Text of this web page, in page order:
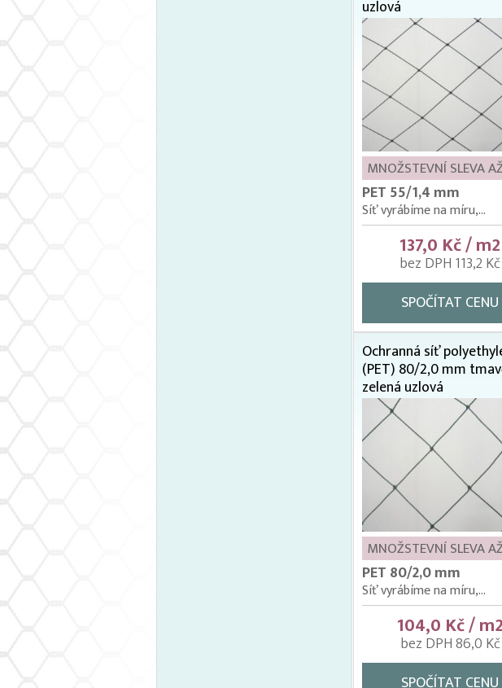
uzlová
MNOŽSTEVNÍ SLEVA
PET 55/1,4 mm
Síť vyrábíme na míru,...
137,0 Kč / m2
bez DPH 113,2 Kč
SPOČÍTAT CENU
Ochranná síť
(PET) 80/2,0 mm
zelená uzlová
MNOŽSTEVNÍ SLEVA
PET 80/2,0 mm
Síť vyrábíme na míru,...
104,0 Kč / m2
bez DPH 86,0 Kč
SPOČÍTAT CENU